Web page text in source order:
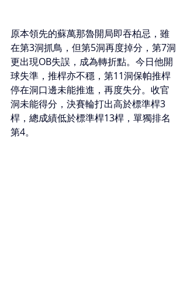
原本領先的蘇萬那魯開局即吞柏忌，雖
在第3洞抓鳥，但第5洞再度掉分，第7洞
更出現OB失誤，成為轉折點。今日他開
球失準，推桿亦不穩，第11洞保帕推桿
停在洞口邊未能推進，再度失分。收官
洞未能得分，決賽輪打出高於標準桿3
桿，總成績低於標準桿13桿，單獨排名
第4。